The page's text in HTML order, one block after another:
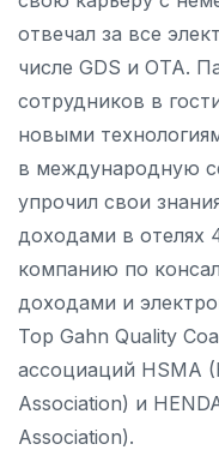
отвечал за все
числе GDS и OTA.
сотрудников в
новыми
в международную
упрочил свои
доходами в отелях
компанию по
доходами и
Top Gahn Quality
ассоциаций HSMA
Association) и
Association).